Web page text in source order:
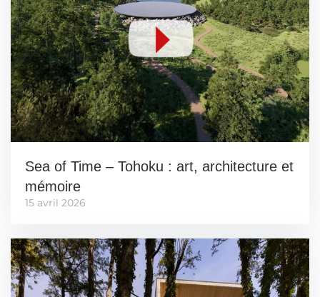
Sea of Time – Tohoku : art, architecture et
mémoire
15 avril 2026